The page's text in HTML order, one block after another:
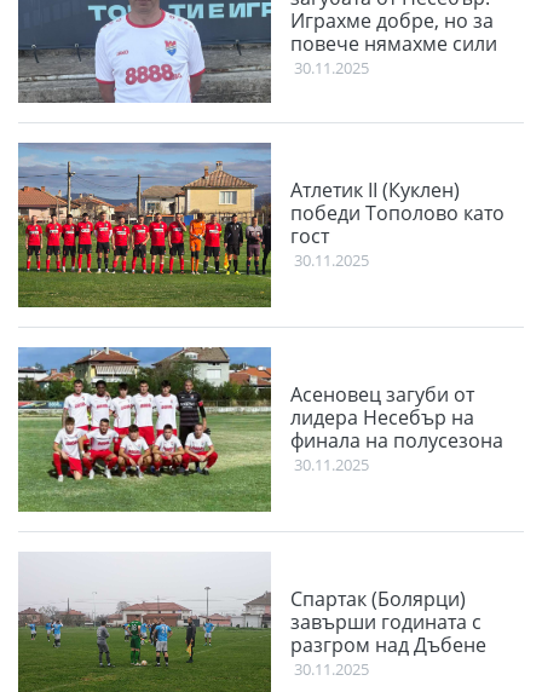
Играхме добре, но за
повече нямахме сили
30.11.2025
Атлетик II (Куклен)
победи Тополово като
гост
30.11.2025
Асеновец загуби от
лидера Несебър на
финала на полусезона
30.11.2025
Спартак (Болярци)
завърши годината с
разгром над Дъбене
30.11.2025